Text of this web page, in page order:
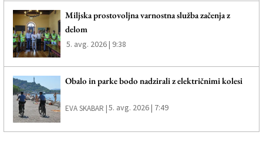
Miljska prostovoljna varnostna služba začenja z
delom
5. avg. 2026 | 9:38
Obalo in parke bodo nadzirali z električnimi kolesi
EVA SKABAR |5. avg. 2026 | 7:49